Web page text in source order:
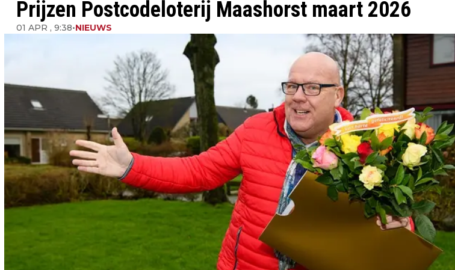
Prijzen Postcodeloterij Maashorst maart 2026
01 APR , 9:38•NIEUWS